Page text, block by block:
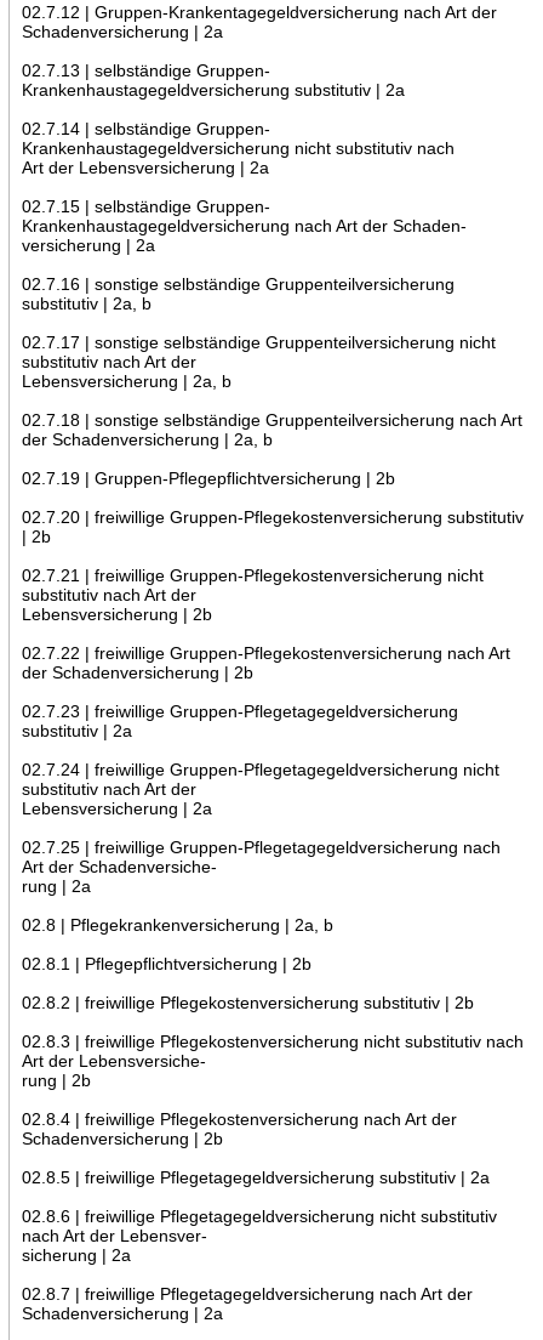
02.7.12 | Gruppen-Krankentagegeldversicherung nach Art der
Schadenversicherung | 2a
02.7.13 | selbständige Gruppen-
Krankenhaustagegeldversicherung substitutiv | 2a
02.7.14 | selbständige Gruppen-
Krankenhaustagegeldversicherung nicht substitutiv nach
Art der Lebensversicherung | 2a
02.7.15 | selbständige Gruppen-
Krankenhaustagegeldversicherung nach Art der Schaden-
versicherung | 2a
02.7.16 | sonstige selbständige Gruppenteilversicherung
substitutiv | 2a, b
02.7.17 | sonstige selbständige Gruppenteilversicherung nicht
substitutiv nach Art der
Lebensversicherung | 2a, b
02.7.18 | sonstige selbständige Gruppenteilversicherung nach Art
der Schadenversicherung | 2a, b
02.7.19 | Gruppen-Pflegepflichtversicherung | 2b
02.7.20 | freiwillige Gruppen-Pflegekostenversicherung substitutiv
| 2b
02.7.21 | freiwillige Gruppen-Pflegekostenversicherung nicht
substitutiv nach Art der
Lebensversicherung | 2b
02.7.22 | freiwillige Gruppen-Pflegekostenversicherung nach Art
der Schadenversicherung | 2b
02.7.23 | freiwillige Gruppen-Pflegetagegeldversicherung
substitutiv | 2a
02.7.24 | freiwillige Gruppen-Pflegetagegeldversicherung nicht
substitutiv nach Art der
Lebensversicherung | 2a
02.7.25 | freiwillige Gruppen-Pflegetagegeldversicherung nach
Art der Schadenversiche-
rung | 2a
02.8 | Pflegekrankenversicherung | 2a, b
02.8.1 | Pflegepflichtversicherung | 2b
02.8.2 | freiwillige Pflegekostenversicherung substitutiv | 2b
02.8.3 | freiwillige Pflegekostenversicherung nicht substitutiv nach
Art der Lebensversiche-
rung | 2b
02.8.4 | freiwillige Pflegekostenversicherung nach Art der
Schadenversicherung | 2b
02.8.5 | freiwillige Pflegetagegeldversicherung substitutiv | 2a
02.8.6 | freiwillige Pflegetagegeldversicherung nicht substitutiv
nach Art der Lebensver-
sicherung | 2a
02.8.7 | freiwillige Pflegetagegeldversicherung nach Art der
Schadenversicherung | 2a